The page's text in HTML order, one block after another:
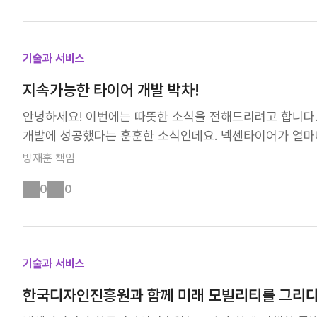
다 약 10% 더 높은 하중을 지탱할 수 있도록 설계되어
적용하여 최상의 승차감과 저소음 성능을 제공해요. 한국
넓어진 접지면적과 넥센타이어만의 3D Kerf 기술이 적용
반적인 성능 향상, 실차 테스트를 통해 입증되다 기아
이 향상된 것이 확인됐어요. 특히, 드라이 핸들링과 승
것으로 나타났다고 해요. 이 결과는 전기차 운전자들이
를 제공한다는 뜻입니다! 여기서 잠깐, 'EV루트'가 뭔가요
자사 전용 마크인데요. 이 마크는 내연기관은 물론 고출력
되고 있어요. 그 첫번째로 선보인 타이어가 바로 '엔페라
브랜드 표준을 정립해 나갈 계획입니다! 'AI 기반 타이어
극 도입하고 있어요. 연비, 소음, 핸들링, 접지력, 강성 등
이어 성능 예측 시스템'을 고도화하고 있으며, 국내 자동
시뮬레이터'를 도입해 가상의 주행 환경에서 제품 성능을
기술과 서비스
지속가능한 타이어 개발 박차!
안녕하세요! 이번에는 따뜻한 소식을 전해드리려고 합니
개발에 성공했다는 훈훈한 소식인데요. 넥센타이어가 얼
경 규제 대응과 지속가능한 미래를 위한 노력 이번 개발
된 지속가능 원재료 적용 기술은 추가적인 연구개발을
♻️ 넥센타이어는 타이어 생산 과정에서 발생하는 자원 소
산된 천연고무, 바이오 합성고무, 쌀겨 실리카, 재활용
한 지속가능 원재료를 사용했답니다. 성능은 그대로, 환경
않았다고요! 국제인증기관 인증 장비로 측정한 구름저항
방재훈 책임
0 0
기술과 서비스
한국디자인진흥원과 함께 미래 모빌리티를 그리